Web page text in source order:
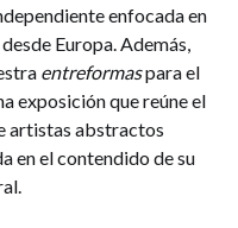
enfocada en
Europa. Además,
entreformaspara el
exposición que reúne el
artistas abstractos
en el contendido de su